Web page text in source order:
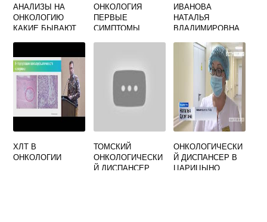
АНАЛИЗЫ НА
ОНКОЛОГИЮ
КАКИЕ БЫВАЮТ
ОНКОЛОГИЯ
ПЕРВЫЕ
СИМПТОМЫ
ИВАНОВА
НАТАЛЬЯ
ВЛАДИМИРОВНА
ХЛТ В
ОНКОЛОГИИ
ТОМСКИЙ
ОНКОЛОГИЧЕСКИ
Й ДИСПАНСЕР
ОНКОЛОГИЧЕСКИ
Й ДИСПАНСЕР В
ЦАРИЦЫНО